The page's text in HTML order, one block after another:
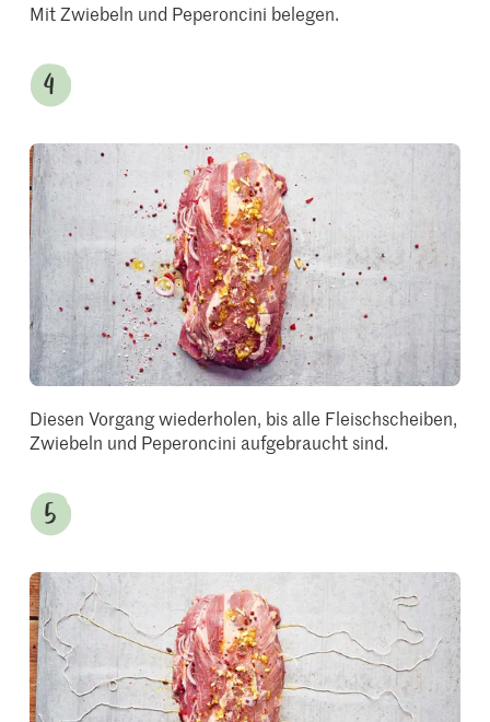
Mit Zwiebeln und Peperoncini belegen.
Diesen Vorgang wiederholen, bis alle Fleischscheiben,
Zwiebeln und Peperoncini aufgebraucht sind.